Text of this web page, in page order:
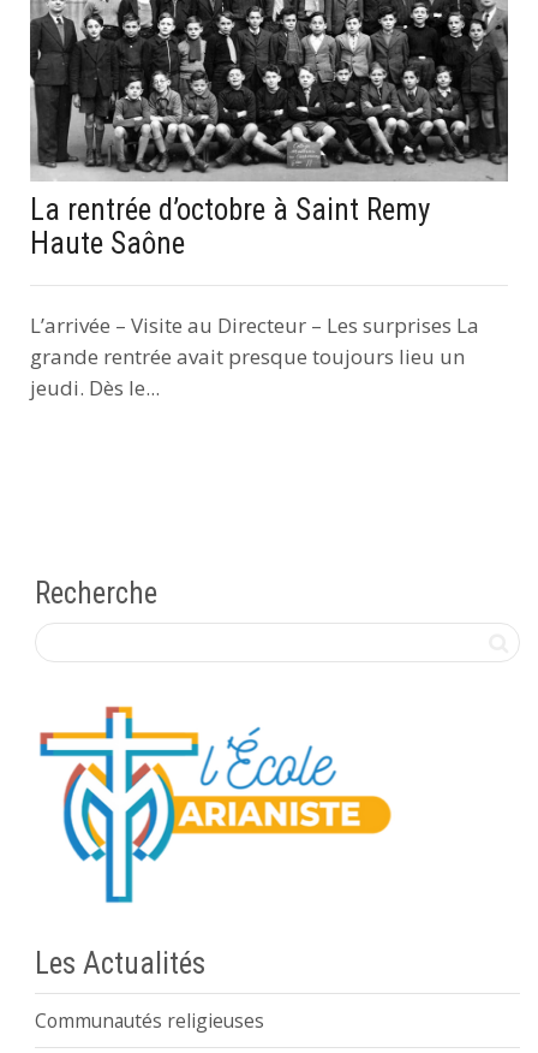
La rentrée d’octobre à Saint Remy
Haute Saône
L’arrivée – Visite au Directeur – Les surprises La
grande rentrée avait presque toujours lieu un
jeudi. Dès le...
Recherche
Les Actualités
Communautés religieuses